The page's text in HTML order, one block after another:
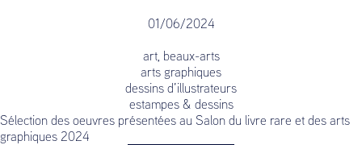
01/06/2024
art, beaux-arts
arts graphiques
dessins d’illustrateurs
estampes & dessins
Sélection des oeuvres présentées au Salon du livre rare et des arts
graphiques 2024